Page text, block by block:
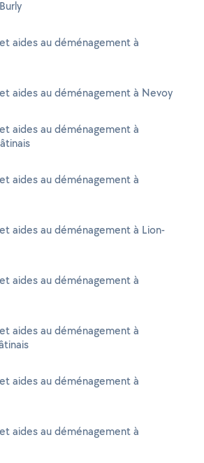
aides au déménagement à
aides au déménagement à Nevoy
aides au déménagement à
aides au déménagement à
aides au déménagement à Lion-
aides au déménagement à
aides au déménagement à
aides au déménagement à
aides au déménagement à